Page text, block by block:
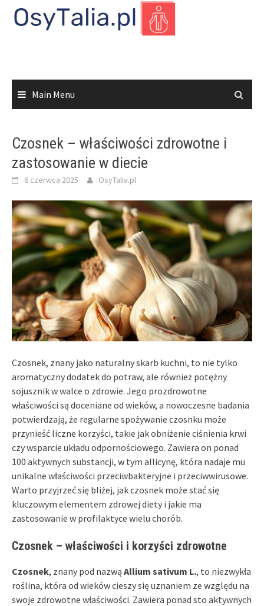
Main Menu
Czosnek – właściwości zdrowotne i
zastosowanie w diecie
6 czerwca 2025 OsyTalia.pl
Czosnek, znany jako naturalny skarb kuchni, to nie tylko
aromatyczny dodatek do potraw, ale również potężny
sojusznik w walce o zdrowie. Jego prozdrowotne
właściwości są doceniane od wieków, a nowoczesne badania
potwierdzają, że regularne spożywanie czosnku może
przynieść liczne korzyści, takie jak obniżenie ciśnienia krwi
czy wsparcie układu odpornościowego. Zawiera on ponad
100 aktywnych substancji, w tym allicynę, która nadaje mu
unikalne właściwości przeciwbakteryjne i przeciwwirusowe.
Warto przyjrzeć się bliżej, jak czosnek może stać się
kluczowym elementem zdrowej diety i jakie ma
zastosowanie w profilaktyce wielu chorób.
Czosnek – właściwości i korzyści zdrowotne
Czosnek, znany pod nazwą Allium sativum L., to niezwykła
roślina, która od wieków cieszy się uznaniem ze względu na
swoje zdrowotne właściwości. Zawiera ponad sto aktywnych